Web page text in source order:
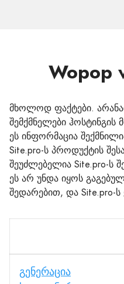
Wopop
მხოლოდ ფაქტები.
შემქმნელები
ეს ინფორმაცია
Site.pro-ს პროდუქტის
შეუძლებელია Site.pro-ს
ეს არ უნდა იყოს
შედარებით, და Site.pro-
გენერაცია